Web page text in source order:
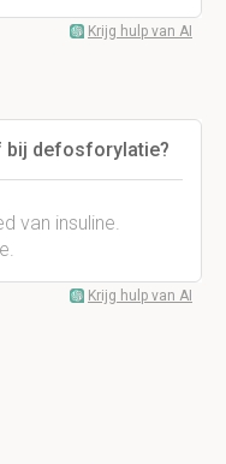
Krijg hulp van AI
bij defosforylatie?
van insuline.
Krijg hulp van AI